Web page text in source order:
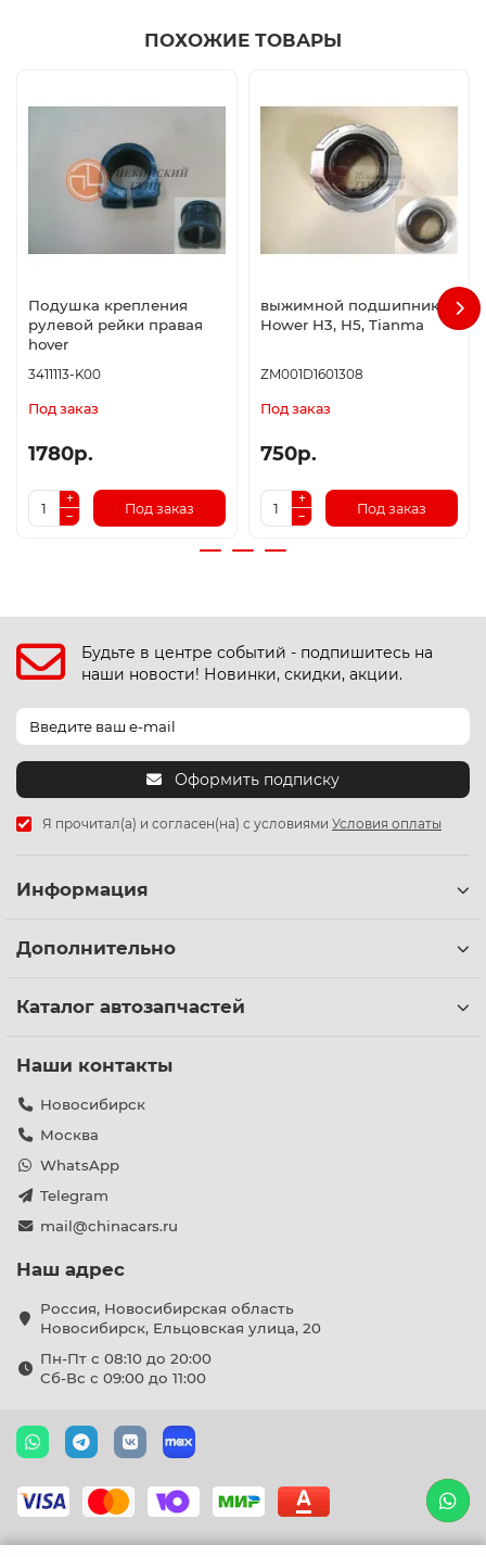
ПОХОЖИЕ ТОВАРЫ
Подушка крепления
рулевой рейки правая
hover
3411113-K00
Под заказ
1780р.
Под заказ
выжимной подшипник
Hower H3, H5, Tianma
ZM001D1601308
Под заказ
750р.
Под заказ
Будьте в центре событий - подпишитесь на
наши новости! Новинки, скидки, акции.
Оформить подписку
Я прочитал(а) и согласен(на) с условиями Условия оплаты
Информация
Дополнительно
Каталог автозапчастей
Наши контакты
Новосибирск
Москва
WhatsApp
Telegram
mail@chinacars.ru
Наш адрес
Россия, Новосибирская область
Новосибирск, Ельцовская улица, 20
Пн-Пт с 08:10 до 20:00
Сб-Вс с 09:00 до 11:00